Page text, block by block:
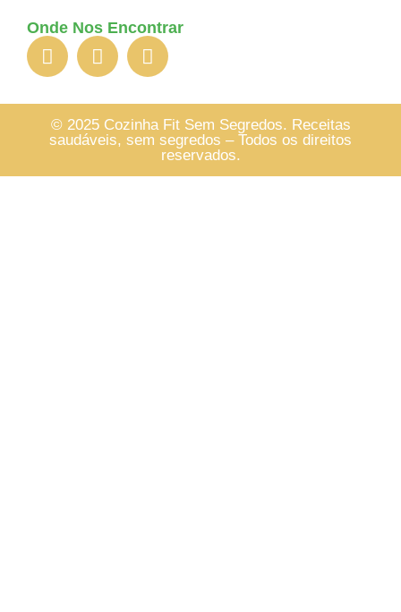
Onde Nos Encontrar
© 2025 Cozinha Fit Sem Segredos. Receitas
saudáveis, sem segredos – Todos os direitos
reservados.